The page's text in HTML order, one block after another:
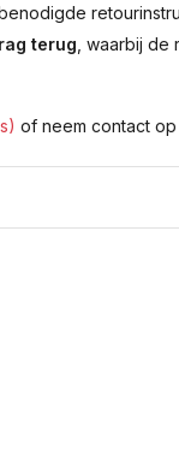
terug , waarbij
of neem contact